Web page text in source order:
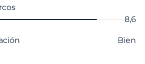
8,6
Bien